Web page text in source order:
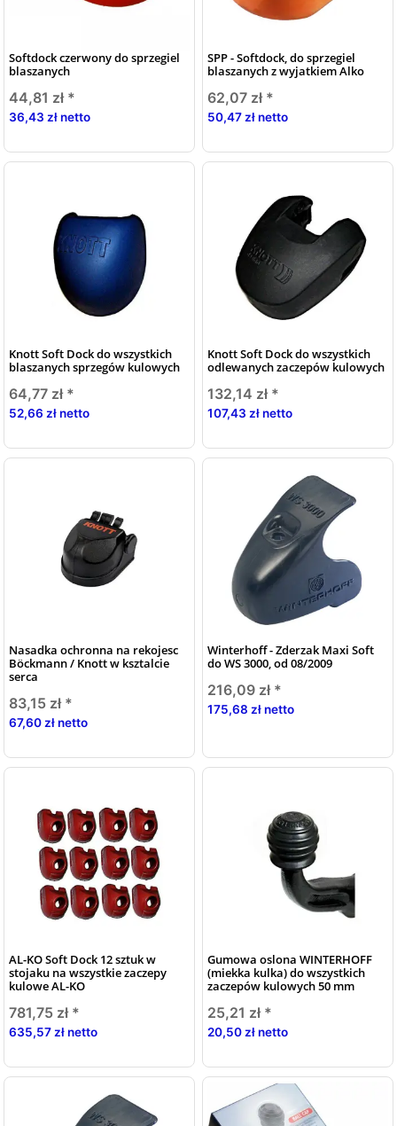
Softdock czerwony do sprzegiel
blaszanych
44,81 zł *
36,43 zł netto
SPP - Softdock, do sprzegiel
blaszanych z wyjatkiem Alko
62,07 zł *
50,47 zł netto
Knott Soft Dock do wszystkich
blaszanych sprzegów kulowych
64,77 zł *
52,66 zł netto
Knott Soft Dock do wszystkich
odlewanych zaczepów kulowych
132,14 zł *
107,43 zł netto
Nasadka ochronna na rekojesc
Böckmann / Knott w ksztalcie
serca
83,15 zł *
67,60 zł netto
Winterhoff - Zderzak Maxi Soft
do WS 3000, od 08/2009
216,09 zł *
175,68 zł netto
AL-KO Soft Dock 12 sztuk w
stojaku na wszystkie zaczepy
kulowe AL-KO
781,75 zł *
635,57 zł netto
Gumowa oslona WINTERHOFF
(miekka kulka) do wszystkich
zaczepów kulowych 50 mm
25,21 zł *
20,50 zł netto